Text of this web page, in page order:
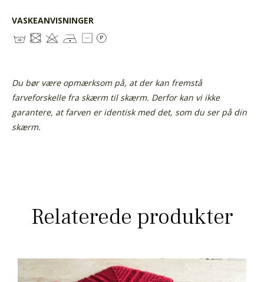
VASKEANVISNINGER
Du bør være opmærksom på, at der kan fremstå
farveforskelle fra skærm til skærm. Derfor kan vi ikke
garantere, at farven er identisk med det, som du ser på din
skærm.
Relaterede produkter